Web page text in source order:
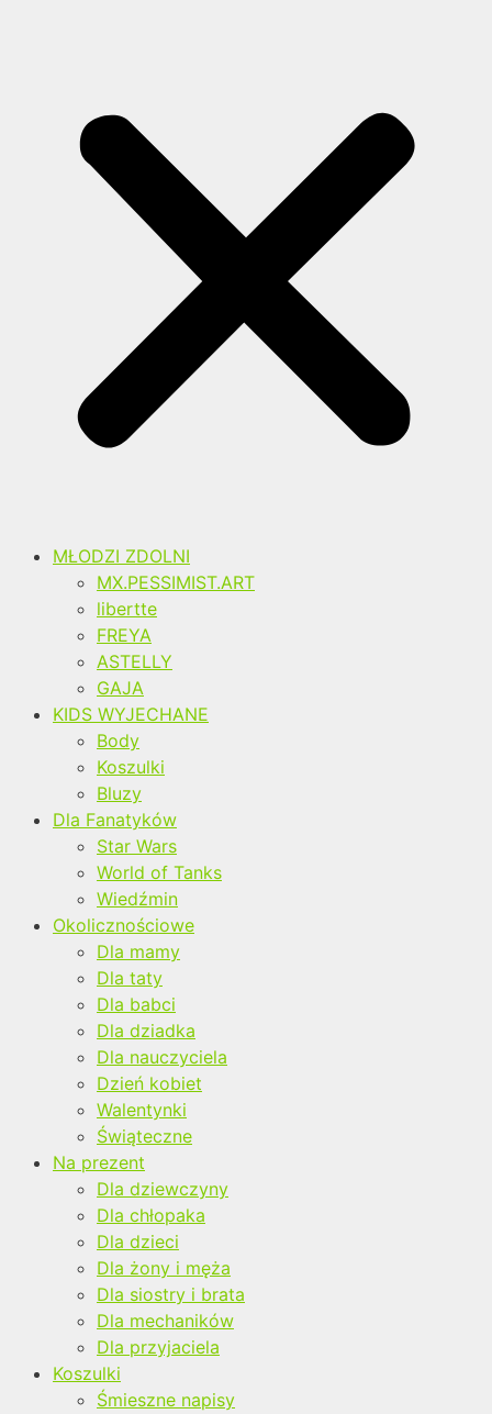
MŁODZI ZDOLNI
MX.PESSIMIST.ART
libertte
FREYA
ASTELLY
GAJA
KIDS WYJECHANE
Body
Koszulki
Bluzy
Dla Fanatyków
Star Wars
World of Tanks
Wiedźmin
Okolicznościowe
Dla mamy
Dla taty
Dla babci
Dla dziadka
Dla nauczyciela
Dzień kobiet
Walentynki
Świąteczne
Na prezent
Dla dziewczyny
Dla chłopaka
Dla dzieci
Dla żony i męża
Dla siostry i brata
Dla mechaników
Dla przyjaciela
Koszulki
Śmieszne napisy